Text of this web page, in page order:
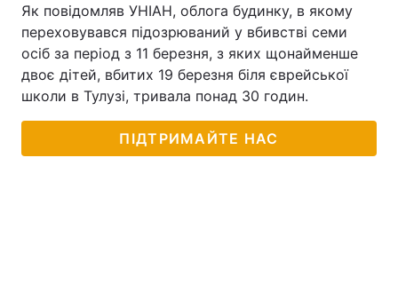
Як повідомляв УНІАН, облога будинку, в якому
переховувався підозрюваний у вбивстві семи
осіб за період з 11 березня, з яких щонайменше
двоє дітей, вбитих 19 березня біля єврейської
школи в Тулузі, тривала понад 30 годин.
ПІДТРИМАЙТЕ НАС